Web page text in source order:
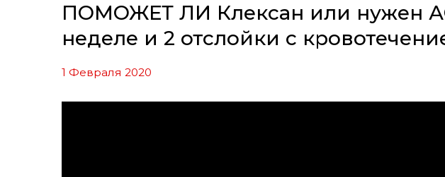
ПОМОЖЕТ ЛИ Клексан или нужен
неделе и 2 отслойки с
1 Февраля 2020